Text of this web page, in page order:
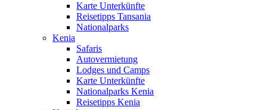
Karte Unterkünfte
Reisetipps Tansania
Nationalparks
Kenia
Safaris
Autovermietung
Lodges und Camps
Karte Unterkünfte
Nationalparks Kenia
Reisetipps Kenia